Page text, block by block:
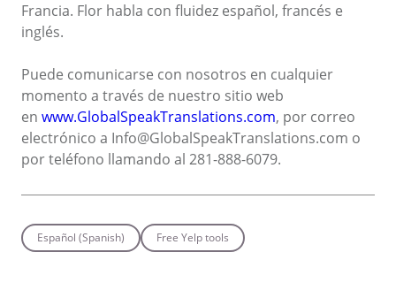
Francia. Flor habla con fluidez español, francés e
inglés.
Puede comunicarse con nosotros en cualquier
momento a través de nuestro sitio web
en www.GlobalSpeakTranslations.com, por correo
electrónico a Info@GlobalSpeakTranslations.com o
por teléfono llamando al 281-888-6079.
Español (Spanish) Free Yelp tools